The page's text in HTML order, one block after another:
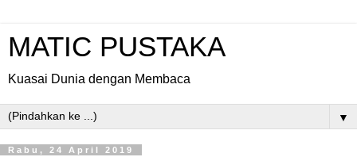
MATIC PUSTAKA
Kuasai Dunia dengan Membaca
▼
Rabu, 24 April 2019